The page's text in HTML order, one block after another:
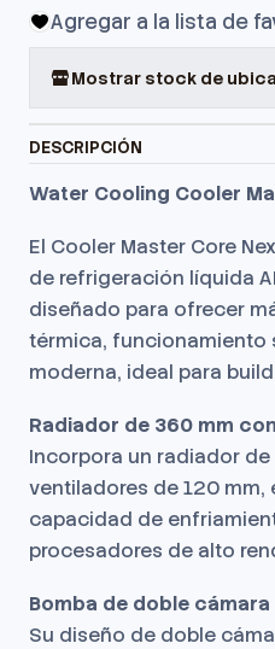
Agregar a la lista de
Mostrar stock de
DESCRIPCIÓN
Water Cooling Cooler
El Cooler Master Core
de refrigeración líquida
diseñado para ofrecer
térmica, funcionamiento
moderna, ideal para
Radiador de 360 mm
Incorpora un radiador
ventiladores de 120 mm,
capacidad de
procesadores de alto
Bomba de doble
Su diseño de doble